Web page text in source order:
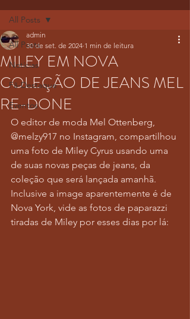
All Posts
Notícias
Fã-Destaque
Eventos
All Posts
MILEY EM NOVA
COLEÇÃO DE JEANS MEL
RE-DONE
admin
30 de set. de 2024 1 min de leitura
O editor de moda Mel Ottenberg,
@melzy917 no Instagram, compartilhou
uma foto de Miley Cyrus usando uma
de suas novas peças de jeans, da
coleção que será lançada amanhã.
Inclusive a image aparentemente é de
Nova York, vide as fotos de paparazzi
tiradas de Miley por esses dias por lá: